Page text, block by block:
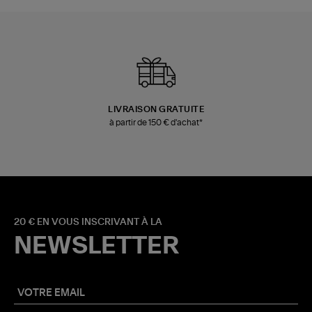
LIVRAISON GRATUITE
à partir de 150 € d'achat*
20 € EN VOUS INSCRIVANT À LA
NEWSLETTER